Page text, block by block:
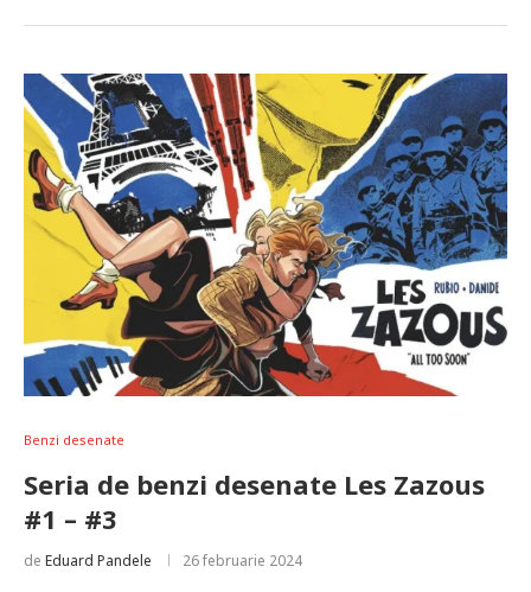
Benzi desenate
Seria de benzi desenate Les Zazous
#1 – #3
de Eduard Pandele 26 februarie 2024